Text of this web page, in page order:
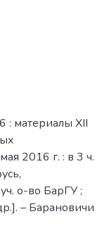
: материалы XII
2016 г. : в 3 ч.
о-во БарГУ ;
– Барановичи